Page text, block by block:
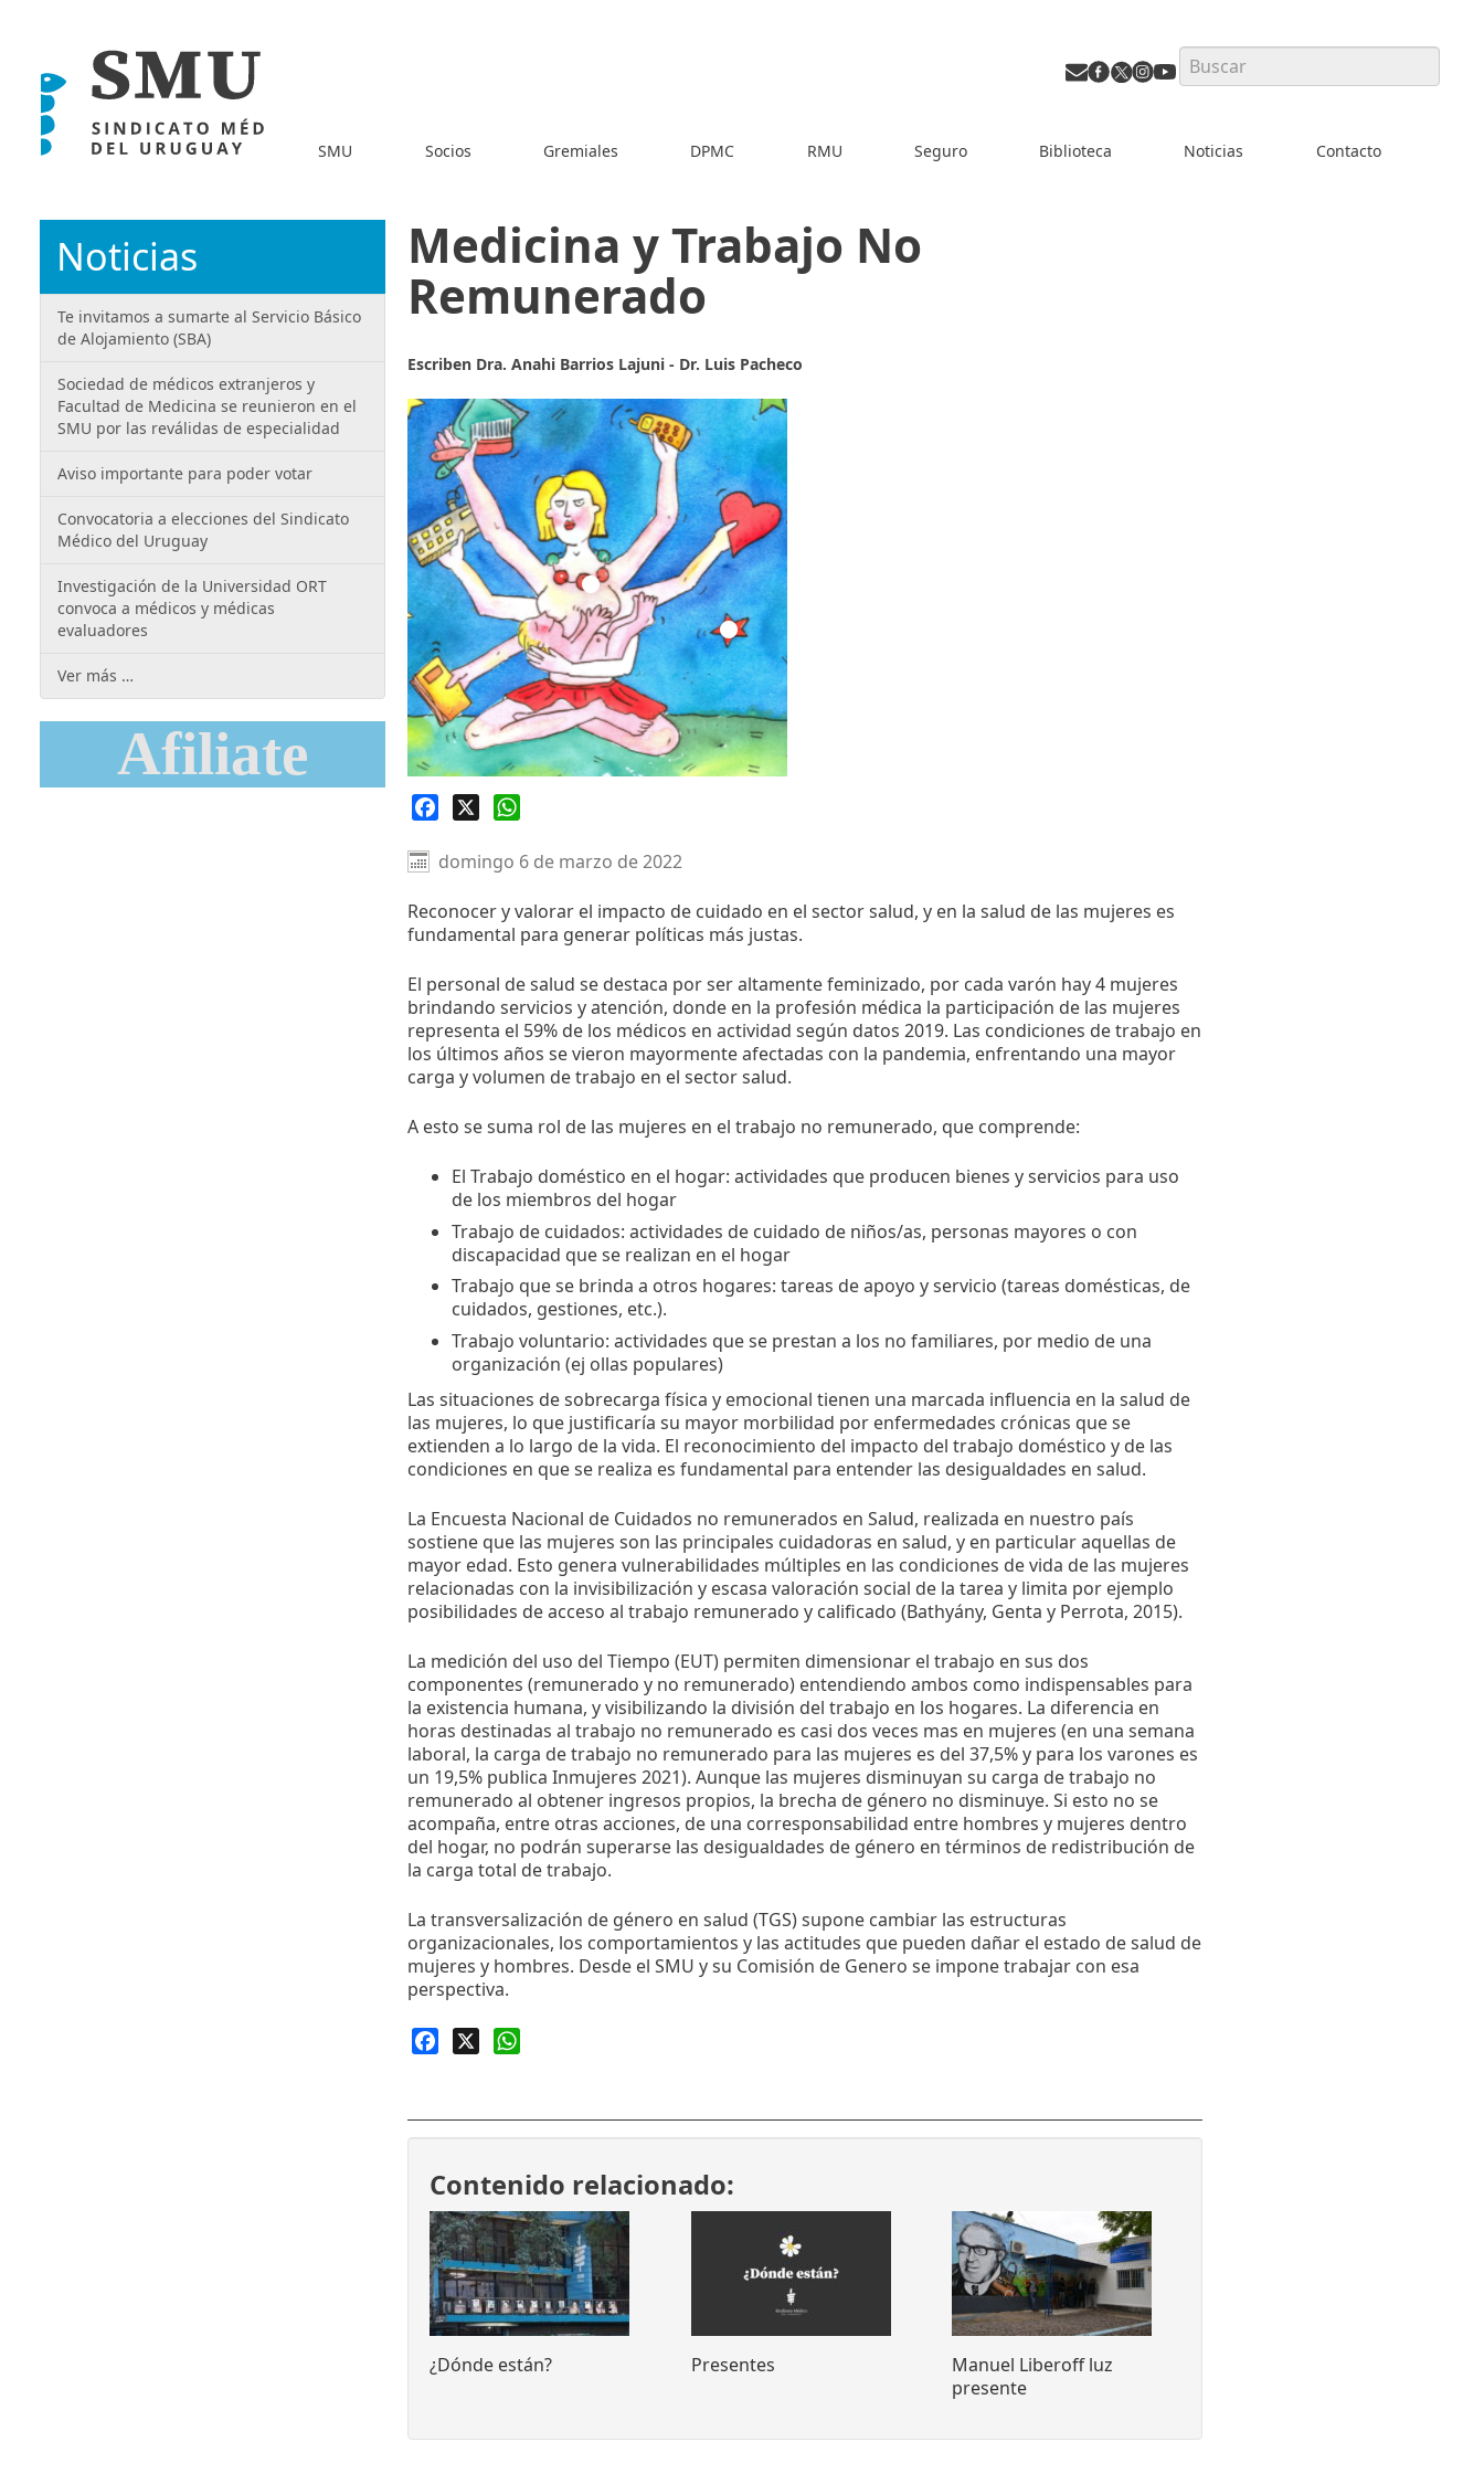
Search
SMU Socios Gremiales DPMC RMU Seguro Biblioteca Noticias Contacto
Medicina y Trabajo No
Remunerado
Escriben Dra. Anahi Barrios Lajuni - Dr. Luis Pacheco
Facebook
domingo 6 de marzo de 2022
Reconocer y valorar el impacto de cuidado en el sector salud, y en la salud de las mujeres es
fundamental para generar políticas más justas.
El personal de salud se destaca por ser altamente feminizado, por cada varón hay 4 mujeres
brindando servicios y atención, donde en la profesión médica la participación de las mujeres
representa el 59% de los médicos en actividad según datos 2019. Las condiciones de trabajo en
los últimos años se vieron mayormente afectadas con la pandemia, enfrentando una mayor
carga y volumen de trabajo en el sector salud.
A esto se suma rol de las mujeres en el trabajo no remunerado, que comprende:
El Trabajo doméstico en el hogar: actividades que producen bienes y servicios para uso
de los miembros del hogar
Trabajo de cuidados: actividades de cuidado de niños/as, personas mayores o con
discapacidad que se realizan en el hogar
Trabajo que se brinda a otros hogares: tareas de apoyo y servicio (tareas domésticas, de
cuidados, gestiones, etc.).
Trabajo voluntario: actividades que se prestan a los no familiares, por medio de una
organización (ej ollas populares)
Las situaciones de sobrecarga física y emocional tienen una marcada influencia en la salud de
las mujeres, lo que justificaría su mayor morbilidad por enfermedades crónicas que se
extienden a lo largo de la vida. El reconocimiento del impacto del trabajo doméstico y de las
condiciones en que se realiza es fundamental para entender las desigualdades en salud.
La Encuesta Nacional de Cuidados no remunerados en Salud, realizada en nuestro país
sostiene que las mujeres son las principales cuidadoras en salud, y en particular aquellas de
mayor edad. Esto genera vulnerabilidades múltiples en las condiciones de vida de las mujeres
relacionadas con la invisibilización y escasa valoración social de la tarea y limita por ejemplo
posibilidades de acceso al trabajo remunerado y calificado (Bathyány, Genta y Perrota, 2015).
La medición del uso del Tiempo (EUT) permiten dimensionar el trabajo en sus dos
componentes (remunerado y no remunerado) entendiendo ambos como indispensables para
la existencia humana, y visibilizando la división del trabajo en los hogares. La diferencia en
horas destinadas al trabajo no remunerado es casi dos veces mas en mujeres (en una semana
laboral, la carga de trabajo no remunerado para las mujeres es del 37,5% y para los varones es
un 19,5% publica Inmujeres 2021). Aunque las mujeres disminuyan su carga de trabajo no
remunerado al obtener ingresos propios, la brecha de género no disminuye. Si esto no se
acompaña, entre otras acciones, de una corresponsabilidad entre hombres y mujeres dentro
del hogar, no podrán superarse las desigualdades de género en términos de redistribución de
la carga total de trabajo.
La transversalización de género en salud (TGS) supone cambiar las estructuras
organizacionales, los comportamientos y las actitudes que pueden dañar el estado de salud de
mujeres y hombres. Desde el SMU y su Comisión de Genero se impone trabajar con esa
perspectiva.
Facebook
Contenido relacionado:
¿Dónde están? Presentes
Manuel Liberoff luz
presente
Noticias
Te invitamos a sumarte al Servicio Básico
de Alojamiento (SBA)
Sociedad de médicos extranjeros y
Facultad de Medicina se reunieron en el
SMU por las reválidas de especialidad
Aviso importante para poder votar
Convocatoria a elecciones del Sindicato
Médico del Uruguay
Investigación de la Universidad ORT
convoca a médicos y médicas
evaluadores
Ver más …
Afiliate